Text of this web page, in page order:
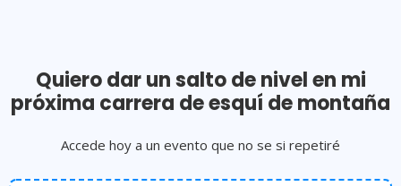
Quiero dar un salto de nivel en mi
próxima carrera de esquí de montaña
Accede hoy a un evento que no se si repetiré